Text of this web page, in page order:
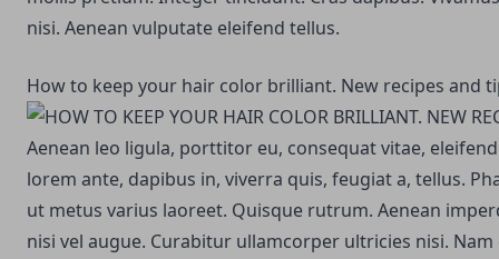
nisi. Aenean vulputate eleifend tellus.
How to keep your hair color brilliant. New recipes and
Aenean leo ligula, porttitor eu, consequat vitae,
lorem ante, dapibus in, viverra quis, feugiat a, tellus.
ut metus varius laoreet. Quisque rutrum. Aenean
nisi vel augue. Curabitur ullamcorper ultricies nisi. Nam